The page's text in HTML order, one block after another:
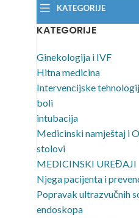
KATEGORIJE
KATEGORIJE
Ginekologija i IVF
Hitna medicina
Intervencijske
boli
intubacija
Medicinski namještaj i
stolovi
MEDICINSKI UREĐAJI
Njega pacijenta i
Popravak ultrazvučnih
endoskopa